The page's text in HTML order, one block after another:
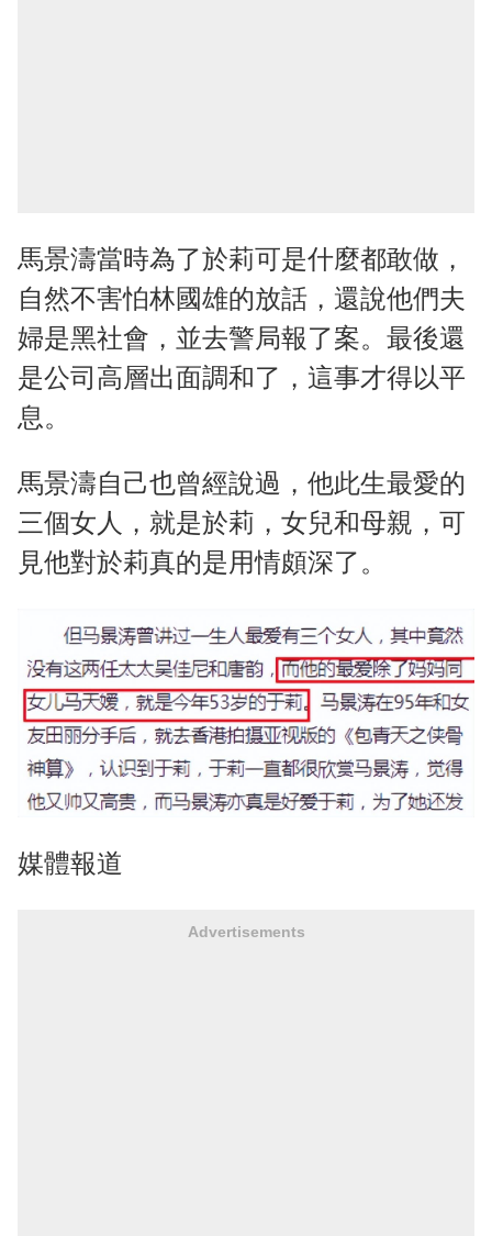
馬景濤當時為了於莉可是什麼都敢做，
自然不害怕林國雄的放話，還說他們夫
婦是黑社會，並去警局報了案。最後還
是公司高層出面調和了，這事才得以平
息。
馬景濤自己也曾經說過，他此生最愛的
三個女人，就是於莉，女兒和母親，可
見他對於莉真的是用情頗深了。
媒體報道
Advertisements